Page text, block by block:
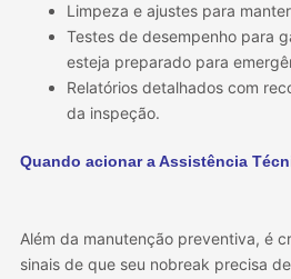
Limpeza e ajustes para
Testes de desempenho para
esteja preparado para
Relatórios detalhados com
da inspeção.
Quando acionar a Assistência
Além da manutenção preventiva, é
sinais de que seu nobreak precisa